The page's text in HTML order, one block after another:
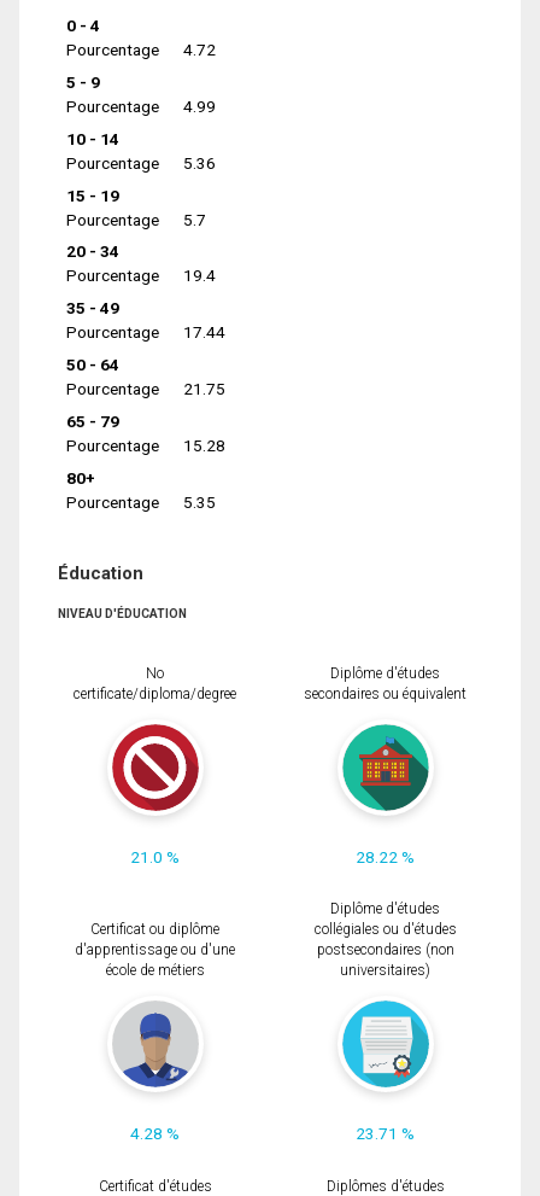
0 - 4
Pourcentage
4.72
5 - 9
Pourcentage
4.99
10 - 14
Pourcentage
5.36
15 - 19
Pourcentage
5.7
20 - 34
Pourcentage
19.4
35 - 49
Pourcentage
17.44
50 - 64
Pourcentage
21.75
65 - 79
Pourcentage
15.28
80+
Pourcentage
5.35
Éducation
NIVEAU D'ÉDUCATION
No
certificate/diploma/degree
21.0 %
Diplôme d'études
secondaires ou équivalent
28.22 %
Certificat ou diplôme
d'apprentissage ou d'une
école de métiers
4.28 %
Diplôme d'études
collégiales ou d'études
postsecondaires (non
universitaires)
23.71 %
Certificat d'études
Diplômes d'études